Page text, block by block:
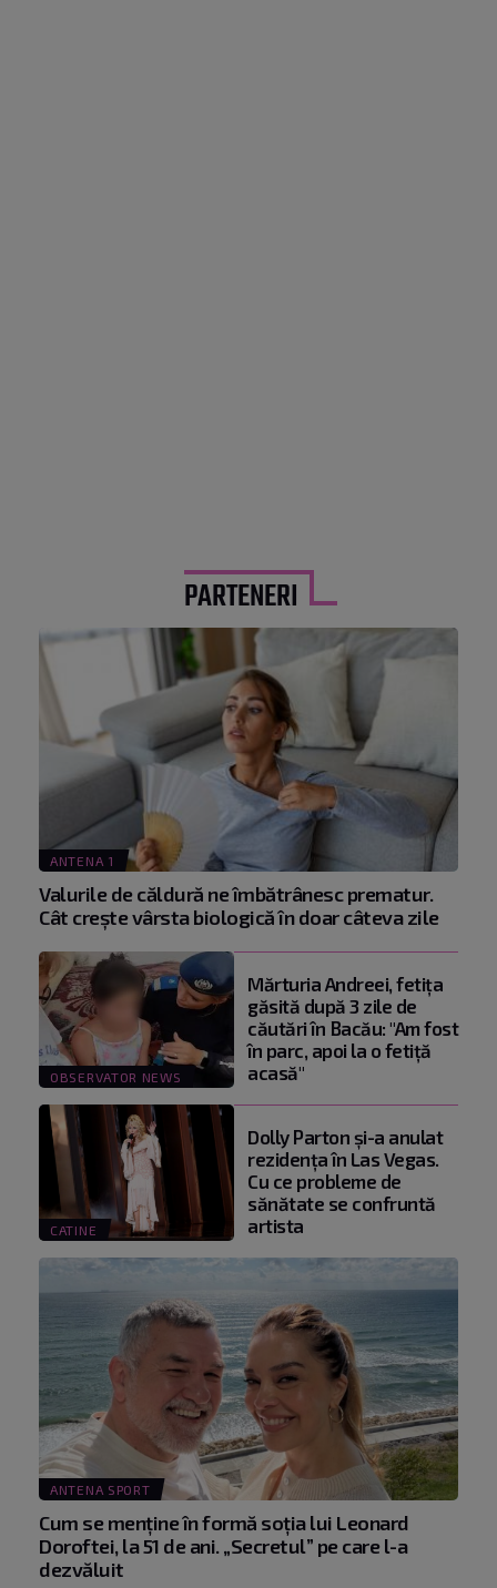
PARTENERI
ANTENA 1
Valurile de căldură ne îmbătrânesc prematur.
Cât crește vârsta biologică în doar câteva zile
OBSERVATOR NEWS
Mărturia Andreei, fetiţa
găsită după 3 zile de
căutări în Bacău: "Am fost
în parc, apoi la o fetiţă
acasă"
CATINE
Dolly Parton și-a anulat
rezidența în Las Vegas.
Cu ce probleme de
sănătate se confruntă
artista
ANTENA SPORT
Cum se menţine în formă soţia lui Leonard
Doroftei, la 51 de ani. „Secretul” pe care l-a
dezvăluit